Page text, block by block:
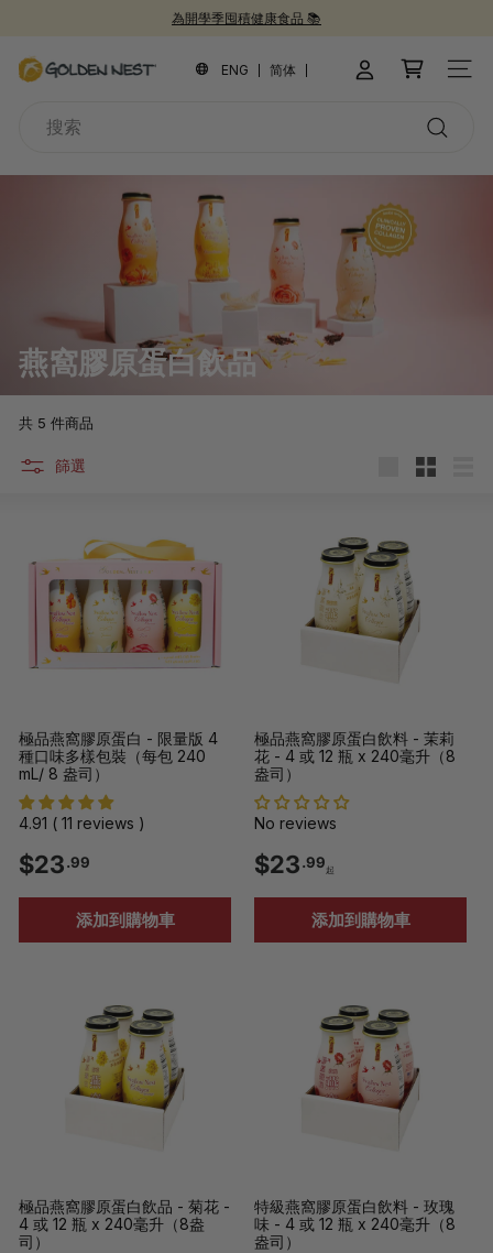
停
為開學季囤積健康食品 📚
金
ENG 简体 網站
索
燕窩膠原蛋白飲品
共 5 件商品
篩選
極品燕窩膠原蛋白 - 限量版 4
種口味多樣包裝（每包 240
mL/ 8 盎司）
4.91 ( 11 reviews )
$23.99
2
3
9
9
添加到購物車
極品燕窩膠原蛋白飲料 - 茉莉
花 - 4 或 12 瓶 x 240毫升（8
盎司）
No reviews
$23.99 起
2
3
9
9
起
添加到購物車
極品燕窩膠原蛋白飲品 - 菊花 -
4 或 12 瓶 x 240毫升（8盎
司）
特級燕窩膠原蛋白飲料 - 玫瑰
味 - 4 或 12 瓶 x 240毫升（8
盎司）